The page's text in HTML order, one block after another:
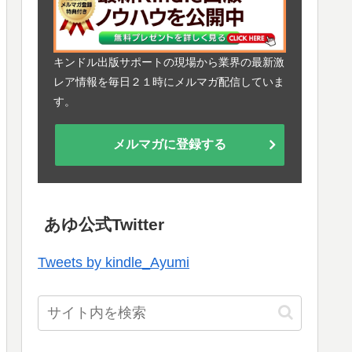
キンドル出版サポートの現場から業界の最新激
レア情報を毎日２１時にメルマガ配信していま
す。
メルマガに登録する
あゆ公式Twitter
Tweets by kindle_Ayumi